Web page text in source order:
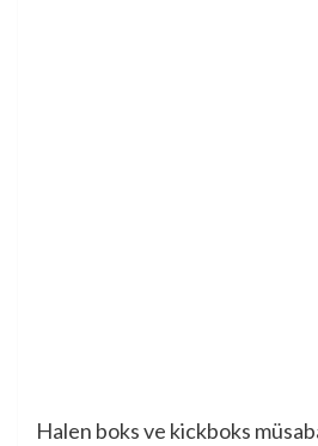
Halen boks ve kickboks